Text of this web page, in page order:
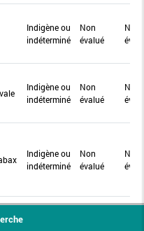
Indigène ou
indéterminé
Non
évalué
Non
Indigène ou
indéterminé
Non
évalué
Non
Indigène ou
indéterminé
Non
évalué
Non